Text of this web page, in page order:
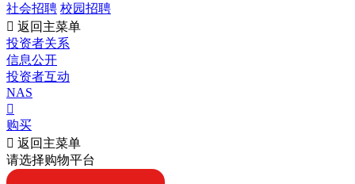
社会招聘 校园招聘
 返回主菜单
投资者关系
信息公开
投资者互动
NAS

购买
 返回主菜单
请选择购物平台